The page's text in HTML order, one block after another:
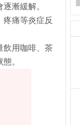
漸緩解。
疼痛等炎症反
飲用咖啡、茶
。